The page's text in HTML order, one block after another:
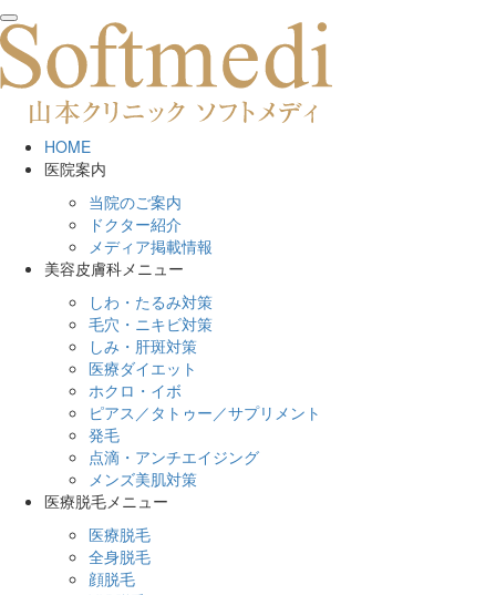
toggle
navigation
HOME
医院案内
当院のご案内
ドクター紹介
メディア掲載情報
美容皮膚科メニュー
しわ・たるみ対策
毛穴・ニキビ対策
しみ・肝斑対策
医療ダイエット
ホクロ・イボ
ピアス／タトゥー／サプリメント
発毛
点滴・アンチエイジング
メンズ美肌対策
医療脱毛メニュー
医療脱毛
全身脱毛
顔脱毛